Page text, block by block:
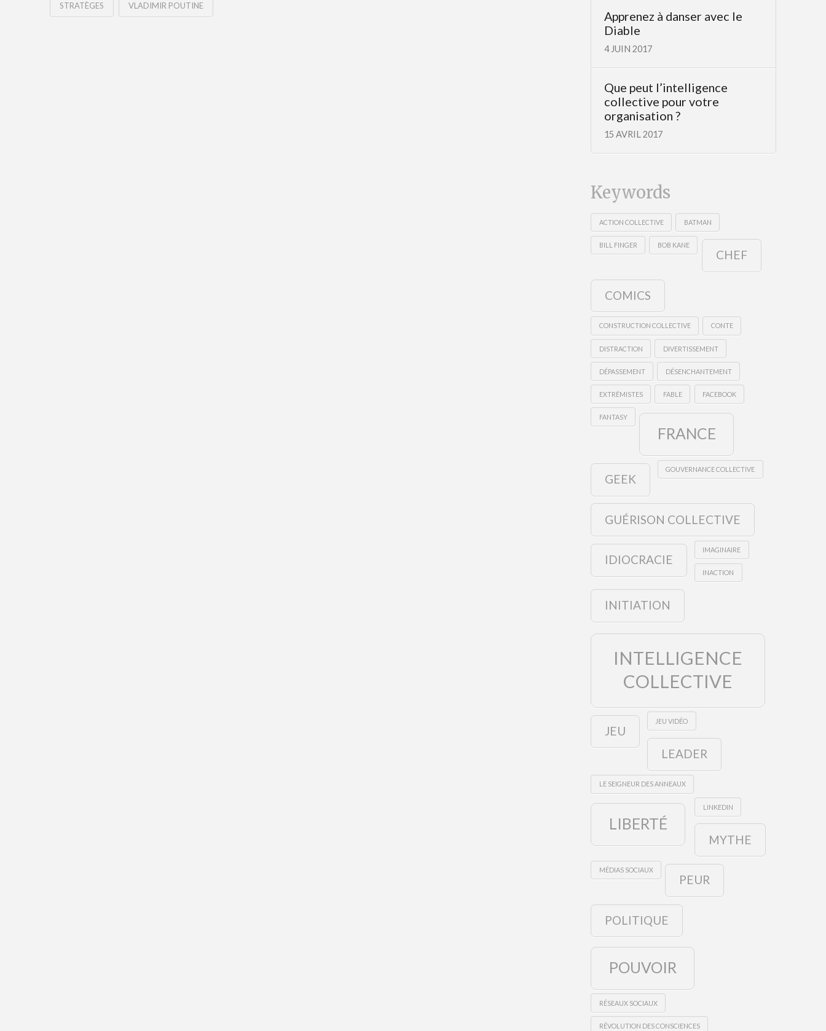
STRATÈGES VLADIMIR POUTINE
Apprenez à danser avec le
Diable
4 JUIN 2017
Que peut l’intelligence
collective pour votre
organisation ?
15 AVRIL 2017
Keywords
ACTION COLLECTIVE BATMAN
BILL FINGER BOB KANE
CHEF
COMICS
CONSTRUCTION COLLECTIVE CONTE
DISTRACTION DIVERTISSEMENT
DÉPASSEMENT DÉSENCHANTEMENT
EXTRÊMISTES FABLE FACEBOOK
FANTASY
FRANCE
GEEK
GOUVERNANCE COLLECTIVE
GUÉRISON COLLECTIVE
IDIOCRACIE
IMAGINAIRE
INACTION
INITIATION
INTELLIGENCE
COLLECTIVE
JEU
JEU VIDÉO
LEADER
LE SEIGNEUR DES ANNEAUX
LIBERTÉ
LINKEDIN
MYTHE
MÉDIAS SOCIAUX
PEUR
POLITIQUE
POUVOIR
RÉSEAUX SOCIAUX
RÉVOLUTION DES CONSCIENCES